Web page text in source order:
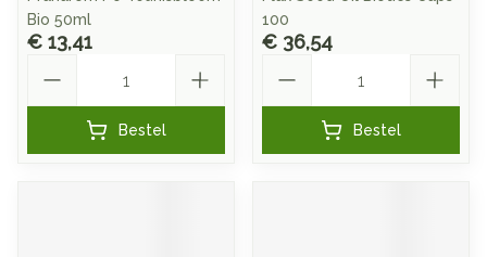
Bio 50ml
€ 13,41
Bestel
100
€ 36,54
Bestel